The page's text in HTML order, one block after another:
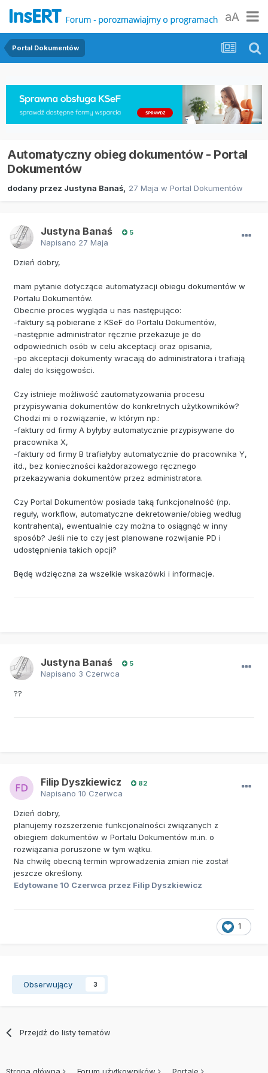
aA
Portal Dokumentów
Automatyczny obieg dokumentów - Portal
Dokumentów
dodany przez Justyna Banaś 27 Maja w Portal Dokumentów
Justyna Banaś 5
Napisano 27 Maja
Dzień dobry,
mam pytanie dotyczące automatyzacji obiegu dokumentów w
Portalu Dokumentów.
Obecnie proces wygląda u nas następująco:
-faktury są pobierane z KSeF do Portalu Dokumentów,
-następnie administrator ręcznie przekazuje je do
odpowiednich osób w celu akceptacji oraz opisania,
-po akceptacji dokumenty wracają do administratora i trafiają
dalej do księgowości.
Czy istnieje możliwość zautomatyzowania procesu
przypisywania dokumentów do konkretnych użytkowników?
Chodzi mi o rozwiązanie, w którym np.:
-faktury od firmy A byłyby automatycznie przypisywane do
pracownika X,
-faktury od firmy B trafiałyby automatycznie do pracownika Y,
itd., bez konieczności każdorazowego ręcznego
przekazywania dokumentów przez administratora.
Czy Portal Dokumentów posiada taką funkcjonalność (np.
reguły, workflow, automatyczne dekretowanie/obieg według
kontrahenta), ewentualnie czy można to osiągnąć w inny
sposób? Jeśli nie to czy jest planowane rozwijanie PD i
udostępnienia takich opcji?
Będę wdzięczna za wszelkie wskazówki i informacje.
Justyna Banaś 5
Napisano 3 Czerwca
??
Filip Dyszkiewicz 82
Napisano 10 Czerwca
Dzień dobry,
planujemy rozszerzenie funkcjonalności związanych z
obiegiem dokumentów w Portalu Dokumentów m.in. o
rozwiązania poruszone w tym wątku.
Na chwilę obecną termin wprowadzenia zmian nie został
jeszcze określony.
Edytowane 10 Czerwca przez Filip Dyszkiewicz
1
Obserwujący 3
Przejdź do listy tematów
Strona główna Forum użytkowników Portale